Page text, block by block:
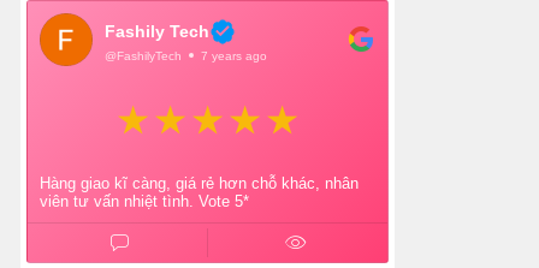
Fashily Tech
@FashilyTech 7 years ago
Hàng giao kĩ càng, giá rẻ hơn chỗ khác, nhân
viên tư vấn nhiệt tình. Vote 5*